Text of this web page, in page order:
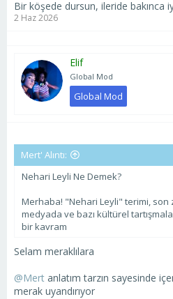
Bir köşede dursun, ileride bakınca
2 Haz 2026
Elif
Global Mod
Global Mod
Mert' Alıntı:
Nehari Leyli Ne Demek?
Merhaba! "Nehari Leyli" terimi,
medyada ve bazı kültürel
bir kavram
Selam meraklılara
@Mert anlatım tarzın sayesinde
merak uyandırıyor